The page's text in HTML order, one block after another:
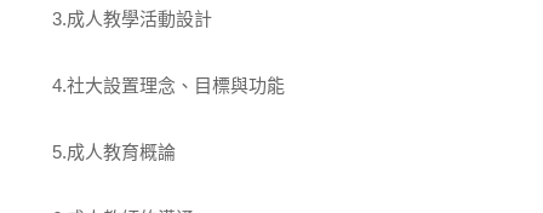
3.成人教學活動設計
4.社大設置理念、目標與功能
5.成人教育概論